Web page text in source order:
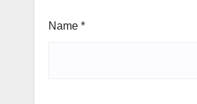
Name *